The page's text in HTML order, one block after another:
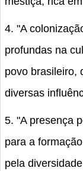
4. "A
profundas na
povo brasileiro,
diversas
5. "A presença
para a
pela